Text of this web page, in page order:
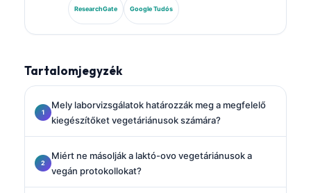
Német Klinikai Kémiai Társaság korábbi elnöke, és a
diagnosztikai panel-elemzésre, a biomarkerek
ResearchGate Google Tudós
Tartalomjegyzék
Mely laborvizsgálatok határozzák meg a megfelelő
kiegészítőket vegetáriánusok számára?
Miért ne másolják a laktó-ovo vegetáriánusok a
vegán protokollokat?